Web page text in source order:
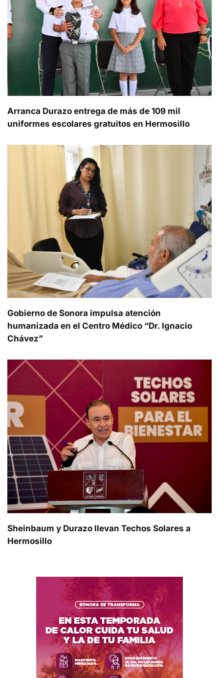
Arranca Durazo entrega de más de 109 mil
uniformes escolares gratuitos en Hermosillo
Gobierno de Sonora impulsa atención
humanizada en el Centro Médico “Dr. Ignacio
Chávez”
Sheinbaum y Durazo llevan Techos Solares a
Hermosillo